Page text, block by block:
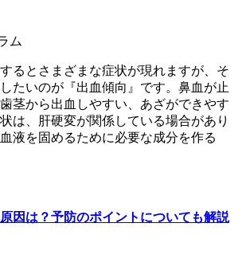
ム
るとさまざまな症状が現れますが、そ
たいのが『出血傾向』です。鼻血が止
茎から出血しやすい、あざができやす
は、肝硬変が関係している場合があり
液を固めるために必要な成分を作る
因は？予防のポイントについても解説